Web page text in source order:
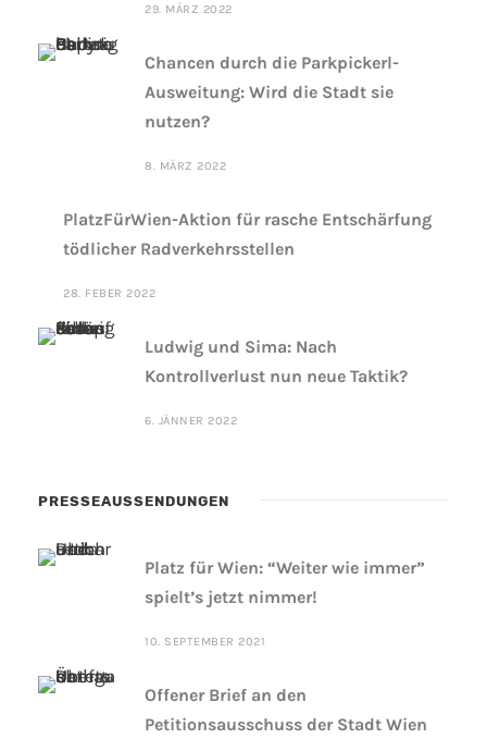
29. MÄRZ 2022
Chancen durch die Parkpickerl-
Ausweitung: Wird die Stadt sie
nutzen?
8. MÄRZ 2022
PlatzFürWien-Aktion für rasche Entschärfung
tödlicher Radverkehrsstellen
28. FEBER 2022
Ludwig und Sima: Nach
Kontrollverlust nun neue Taktik?
6. JÄNNER 2022
PRESSEAUSSENDUNGEN
Platz für Wien: “Weiter wie immer”
spielt’s jetzt nimmer!
10. SEPTEMBER 2021
Offener Brief an den
Petitionsausschuss der Stadt Wien